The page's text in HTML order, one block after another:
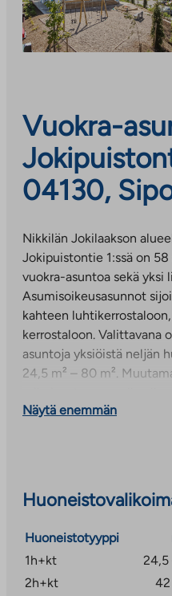
Vuokra-
04130,
Nikkilän Jokilaakson
Jokipuistontie 1:ssä on
vuokra-asuntoa sekä yksi
Asumisoikeusasunnot
kahteen
kerrostaloon. Valittavana
asuntoja yksiöistä neljän
24,5 m² – 80 m².
työtila asunnon
saunaosastoa ja viihtyisä
välttämättä tarvitse. Piha-
leikkialuetta, joista suurin
vieressä. Autopaikat on
Näytä enemmän
Huoneistotyyppi
1h+kt
2h+kt